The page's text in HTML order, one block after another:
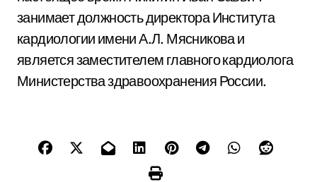
занимает должность директора Института
кардиологии имени А.Л. Мясникова и
является заместителем главного кардиолога
Министерства здравоохранения России.